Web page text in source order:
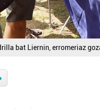
bat Liernin, erromeriaz